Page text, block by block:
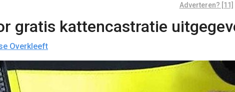
Adverteren? [11]
gratis kattencastratie
Overkleeft